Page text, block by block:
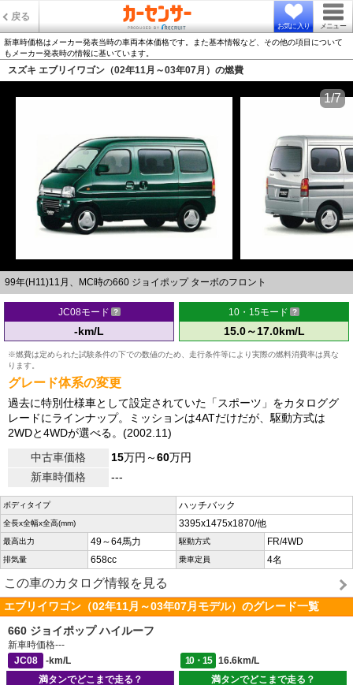
戻る
お気に入り メニュー
新車時価格はメーカー発表当時の車両本体価格です。また基本情報など、その他の項目について
もメーカー発表時の情報に基いています。
スズキ エブリイワゴン（02年11月～03年07月）の燃費
99年(H11)11月、MC時の660 ジョイポップ ターボのフロント
1/7
JC08モード
-km/L
10・15モード
15.0～17.0km/L
※燃費は定められた試験条件の下での数値のため、走行条件等により実際の燃料消費率は異な
ります。
グレード体系の変更
過去に特別仕様車として設定されていた「スポーツ」をカタロググ
レードにラインナップ。ミッションは4ATだけだが、駆動方式は
2WDと4WDが選べる。(2002.11)
中古車価格
15万円～60万円
新車時価格
---
ボディタイプ ハッチバック
全長x全幅x全高(mm) 3395x1475x1870/他
最高出力 49～64馬力 駆動方式 FR/4WD
排気量 658cc 乗車定員 4名
この車のカタログ情報を見る
エブリイワゴン（02年11月～03年07月モデル）のグレード一覧
660 ジョイポップ ハイルーフ
新車時価格---
JC08
-km/L 10・15
16.6km/L
満タンでどこまで走る？
満タンでどこまで走る？